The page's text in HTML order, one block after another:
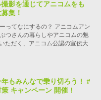
影を通じてアニコムをも
集！
ってなにするの？ アニコムアン
つさんの暮らしやアニコムの魅
ただく、アニコム公認の宣伝大
もみんなで乗り切ろう！ #
キャンペーン 開催！